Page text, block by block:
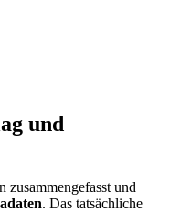
und
zusammengefasst und
. Das tatsächliche